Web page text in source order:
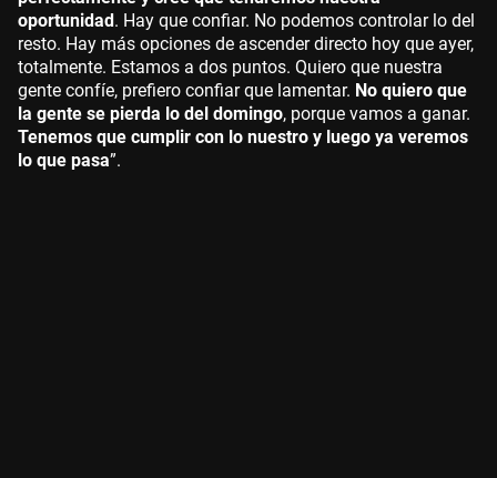
oportunidad. Hay que confiar. No podemos controlar lo del
resto. Hay más opciones de ascender directo hoy que ayer,
totalmente. Estamos a dos puntos. Quiero que nuestra
gente confíe, prefiero confiar que lamentar. No quiero que
la gente se pierda lo del domingo, porque vamos a ganar.
Tenemos que cumplir con lo nuestro y luego ya veremos
lo que pasa”.